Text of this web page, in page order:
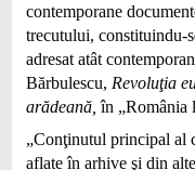
contemporane
trecutului, constituindu-
adresat atât
Bărbulescu, Revoluţia
arădeană, în „România
„Conţinutul principal al
aflate în arhive şi din